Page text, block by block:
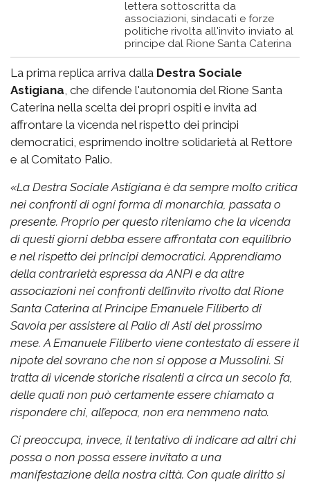
lettera sottoscritta da
associazioni, sindacati e forze
politiche rivolta all'invito inviato al
principe dal Rione Santa Caterina
La prima replica arriva dalla Destra Sociale
Astigiana , che difende l'autonomia del Rione Santa
Caterina nella scelta dei propri ospiti e invita ad
affrontare la vicenda nel rispetto dei principi
democratici, esprimendo inoltre solidarietà al Rettore
e al Comitato Palio.
«La Destra Sociale Astigiana è da sempre molto critica
nei confronti di ogni forma di monarchia, passata o
presente. Proprio per questo riteniamo che la vicenda
di questi giorni debba essere affrontata con equilibrio
e nel rispetto dei principi democratici. Apprendiamo
della contrarietà espressa da ANPI e da altre
associazioni nei confronti dell’invito rivolto dal Rione
Santa Caterina al Principe Emanuele Filiberto di
Savoia per assistere al Palio di Asti del prossimo
mese. A Emanuele Filiberto viene contestato di essere il
nipote del sovrano che non si oppose a Mussolini. Si
tratta di vicende storiche risalenti a circa un secolo fa,
delle quali non può certamente essere chiamato a
rispondere chi, all’epoca, non era nemmeno nato.
Ci preoccupa, invece, il tentativo di indicare ad altri chi
possa o non possa essere invitato a una
manifestazione della nostra città. Con quale diritto si